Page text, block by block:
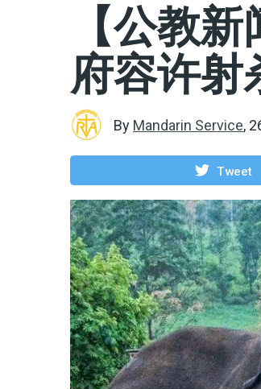
【公教
府容许射
By Mandarin Service,
Tweet